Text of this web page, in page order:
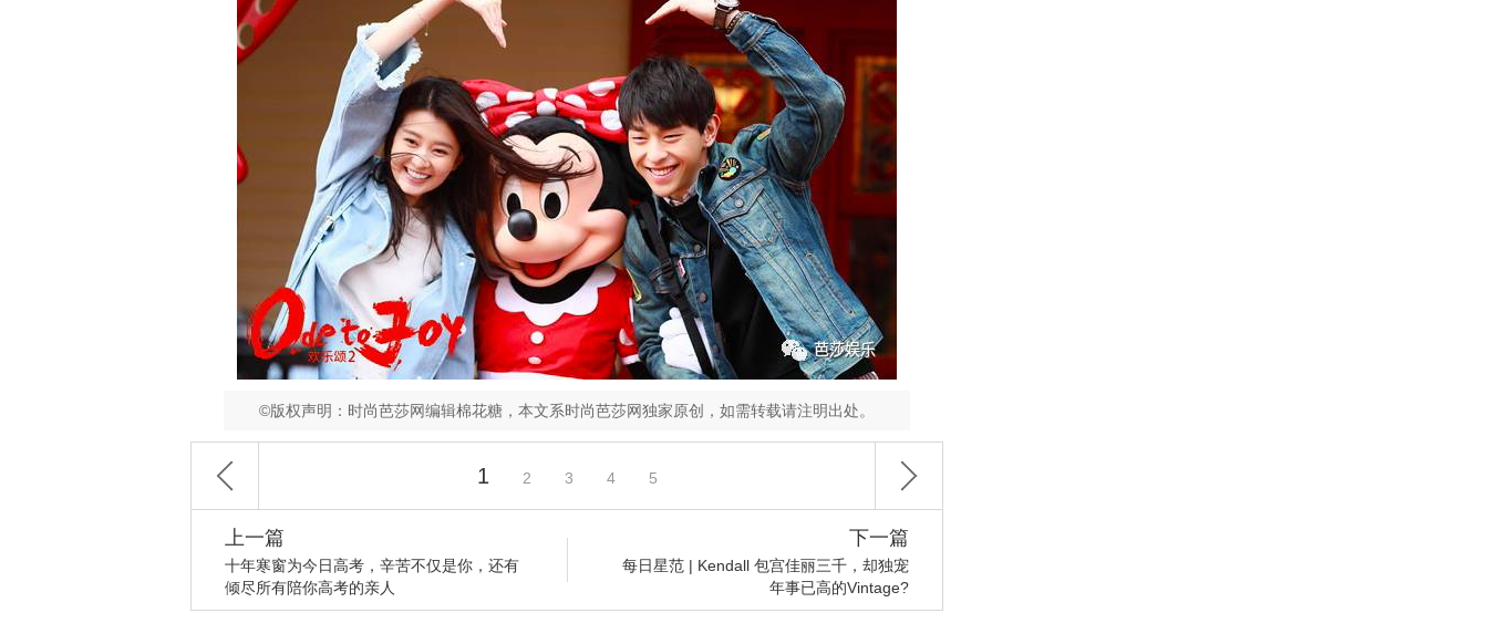
©版权声明：时尚芭莎网编辑棉花糖，本文系时尚芭莎网独家原创，如需转载请注明出处。
1 2 3 4 5
上一篇
十年寒窗为今日高考，辛苦不仅是你，还有
倾尽所有陪你高考的亲人
下一篇
每日星范 | Kendall 包宫佳丽三千，却独宠
年事已高的Vintage?